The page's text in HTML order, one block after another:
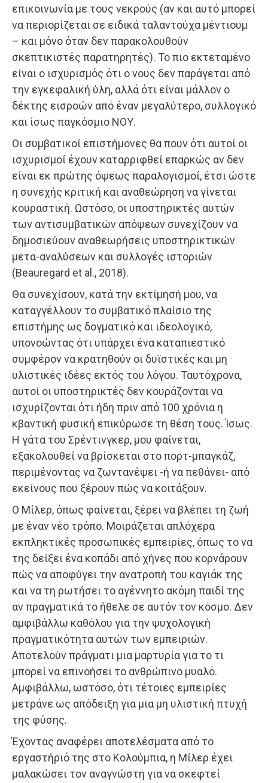
επικοινωνία με τους νεκρούς (αν και αυτό μπορεί
να περιορίζεται σε ειδικά ταλαντούχα μέντιουμ
– και μόνο όταν δεν παρακολουθούν
σκεπτικιστές παρατηρητές). Το πιο εκτεταμένο
είναι ο ισχυρισμός ότι ο νους δεν παράγεται από
την εγκεφαλική ύλη, αλλά ότι είναι μάλλον ο
δέκτης εισροών από έναν μεγαλύτερο, συλλογικό
και ίσως παγκόσμιο ΝΟΥ.
Οι συμβατικοί επιστήμονες θα πουν ότι αυτοί οι
ισχυρισμοί έχουν καταρριφθεί επαρκώς αν δεν
είναι εκ πρώτης όψεως παραλογισμοί, έτσι ώστε
η συνεχής κριτική και αναθεώρηση να γίνεται
κουραστική. Ωστόσο, οι υποστηρικτές αυτών
των αντισυμβατικών απόψεων συνεχίζουν να
δημοσιεύουν αναθεωρήσεις υποστηρικτικών
μετα-αναλύσεων και συλλογές ιστοριών
(Beauregard et al., 2018).
Θα συνεχίσουν, κατά την εκτίμησή μου, να
καταγγέλλουν το συμβατικό πλαίσιο της
επιστήμης ως δογματικό και ιδεολογικό,
υπονοώντας ότι υπάρχει ένα καταπιεστικό
συμφέρον να κρατηθούν οι δυϊστικές και μη
υλιστικές ιδέες εκτός του λόγου. Ταυτόχρονα,
αυτοί οι υποστηρικτές δεν κουράζονται να
ισχυρίζονται ότι ήδη πριν από 100 χρόνια η
κβαντική φυσική επικύρωσε τη θέση τους. Ίσως.
Η γάτα του Σρέντινγκερ, μου φαίνεται,
εξακολουθεί να βρίσκεται στο πορτ-μπαγκάζ,
περιμένοντας να ζωντανέψει -ή να πεθάνει- από
εκείνους που ξέρουν πώς να κοιτάξουν.
Ο Μίλερ, όπως φαίνεται, ξέρει να βλέπει τη ζωή
με έναν νέο τρόπο. Μοιράζεται απλόχερα
εκπληκτικές προσωπικές εμπειρίες, όπως το να
της δείξει ένα κοπάδι από χήνες που κορνάρουν
πώς να αποφύγει την ανατροπή του καγιάκ της
και να τη ρωτήσει το αγέννητο ακόμη παιδί της
αν πραγματικά το ήθελε σε αυτόν τον κόσμο. Δεν
αμφιβάλλω καθόλου για την ψυχολογική
πραγματικότητα αυτών των εμπειριών.
Αποτελούν πράγματι μια μαρτυρία για το τι
μπορεί να επινοήσει το ανθρώπινο μυαλό.
Αμφιβάλλω, ωστόσο, ότι τέτοιες εμπειρίες
μετράνε ως απόδειξη για μια μη υλιστική πτυχή
της φύσης.
Έχοντας αναφέρει αποτελέσματα από το
εργαστήριό της στο Κολούμπια, η Μίλερ έχει
μαλακώσει τον αναγνώστη για να σκεφτεί